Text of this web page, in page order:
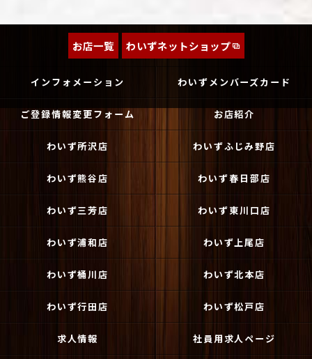
お店一覧 わいずネットショップ
インフォメーション わいずメンバーズカード
ご登録情報変更フォーム お店紹介
わいず所沢店 わいずふじみ野店
わいず熊谷店 わいず春日部店
わいず三芳店 わいず東川口店
わいず浦和店 わいず上尾店
わいず桶川店 わいず北本店
わいず行田店 わいず松戸店
求人情報 社員用求人ページ